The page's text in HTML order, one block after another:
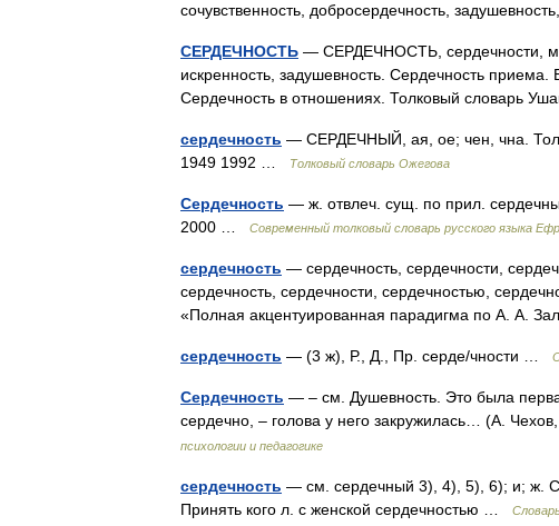
сочувственность, добросердечность,
СЕРДЕЧНОСТЬ — СЕРДЕЧНОСТЬ, сердечности,
искренность, задушевность. Сердечность
Сердечность в отношениях. Толковый словарь
сердечность — СЕРДЕЧНЫЙ, ая, ое; чен, чна.
1949 1992 …
Толковый словарь Ожегова
Сердечность — ж. отвлеч. сущ. по прил.
2000 …
Современный толковый словарь русского языка
сердечность — сердечность, сердечности,
сердечность, сердечности, сердечностью,
«Полная акцентуированная парадигма по А. А.
сердечность — (3 ж), Р., Д., Пр. серде/чности …
Сердечность — – см. Душевность. Это была
сердечно, – голова у него закружилась… (А.
психологии и педагогике
сердечность — см. сердечный 3), 4), 5), 6); и; ж.
Принять кого л. с женской сердечностью …